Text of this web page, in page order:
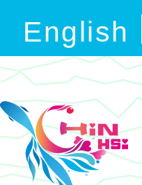
English